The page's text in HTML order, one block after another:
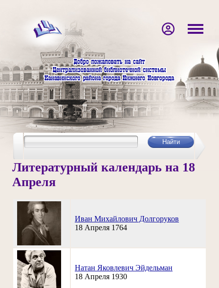
Литературный календарь на 18
Апреля
Иван Михайлович Долгоруков
18 Апреля 1764
Натан Яковлевич Эйдельман
18 Апреля 1930